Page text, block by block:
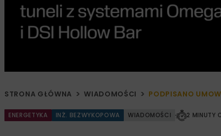
STRONA GŁÓWNA WIADOMOŚCI PODPISANO
ENERGETYKA INŻ. BEZWYKOPOWA WIADOMOŚCI 2 MINUTY